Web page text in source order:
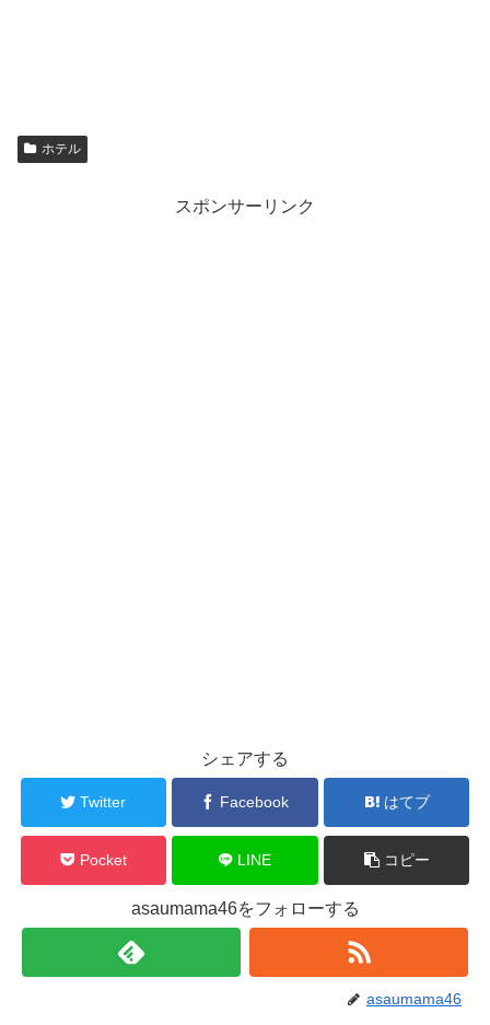
ホテル
スポンサーリンク
シェアする
Twitter Facebook はてブ
Pocket LINE コピー
asaumama46をフォローする
asaumama46